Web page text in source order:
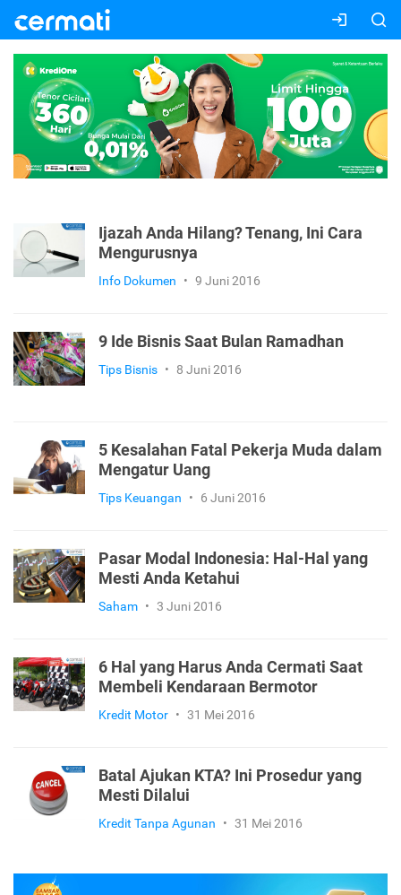
Ijazah Anda Hilang? Tenang, Ini Cara
Mengurusnya
Info Dokumen • 9 Juni 2016
9 Ide Bisnis Saat Bulan Ramadhan
Tips Bisnis • 8 Juni 2016
5 Kesalahan Fatal Pekerja Muda dalam
Mengatur Uang
Tips Keuangan • 6 Juni 2016
Pasar Modal Indonesia: Hal-Hal yang
Mesti Anda Ketahui
Saham • 3 Juni 2016
6 Hal yang Harus Anda Cermati Saat
Membeli Kendaraan Bermotor
Kredit Motor • 31 Mei 2016
Batal Ajukan KTA? Ini Prosedur yang
Mesti Dilalui
Kredit Tanpa Agunan • 31 Mei 2016